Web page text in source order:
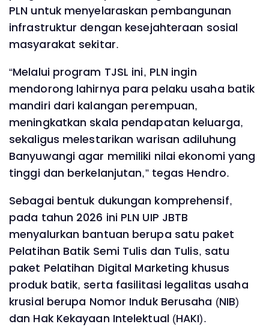
PLN untuk menyelaraskan pembangunan
infrastruktur dengan kesejahteraan sosial
masyarakat sekitar.
“Melalui program TJSL ini, PLN ingin
mendorong lahirnya para pelaku usaha batik
mandiri dari kalangan perempuan,
meningkatkan skala pendapatan keluarga,
sekaligus melestarikan warisan adiluhung
Banyuwangi agar memiliki nilai ekonomi yang
tinggi dan berkelanjutan,” tegas Hendro.
Sebagai bentuk dukungan komprehensif,
pada tahun 2026 ini PLN UIP JBTB
menyalurkan bantuan berupa satu paket
Pelatihan Batik Semi Tulis dan Tulis, satu
paket Pelatihan Digital Marketing khusus
produk batik, serta fasilitasi legalitas usaha
krusial berupa Nomor Induk Berusaha (NIB)
dan Hak Kekayaan Intelektual (HAKI).